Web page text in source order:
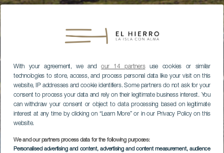
With your agreement, we andour 14 partnersuse cookies or similar
technologies to store, access, and process personal data like your visit on this
website, IP addresses and cookie identifiers. Some partners do not ask for your
consent to process your data and rely on their legitimate business interest. You
can withdraw your consent or object to data processing based on legitimate
interest at any time by clicking on “Learn More” or in our Privacy Policy on this
website.
We and our partners process data for the following purposes:
Personalised advertising and content, advertising and content measurement, audience